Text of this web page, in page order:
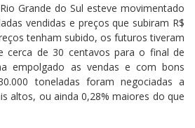
Grande do Sul esteve movimentado
vendidas e preços que subiram R$
tenham subido, os futuros tiveram
cerca de 30 centavos para o final de
empolgado as vendas e com bons
toneladas foram negociadas a
altos, ou ainda 0,28% maiores do que